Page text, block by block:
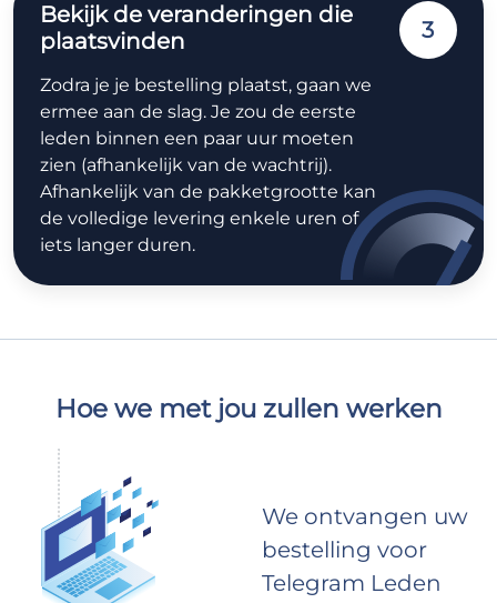
Bekijk de veranderingen die
plaatsvinden
Zodra je je bestelling plaatst, gaan we
ermee aan de slag. Je zou de eerste
leden binnen een paar uur moeten
zien (afhankelijk van de wachtrij).
Afhankelijk van de pakketgrootte kan
de volledige levering enkele uren of
iets langer duren.
3
Hoe we met jou zullen werken
We ontvangen uw
bestelling voor
Telegram Leden